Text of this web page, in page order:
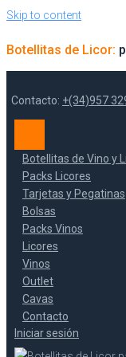
Skip to content
Botellitas de Licor:
Contacto: +(34)957
Botellitas de Vino y
Packs Licores
Tarjetas y Pegatinas
Bolsas
Packs Vinos
Licores
Vinos
Outlet
Cavas
Contacto
Iniciar sesión